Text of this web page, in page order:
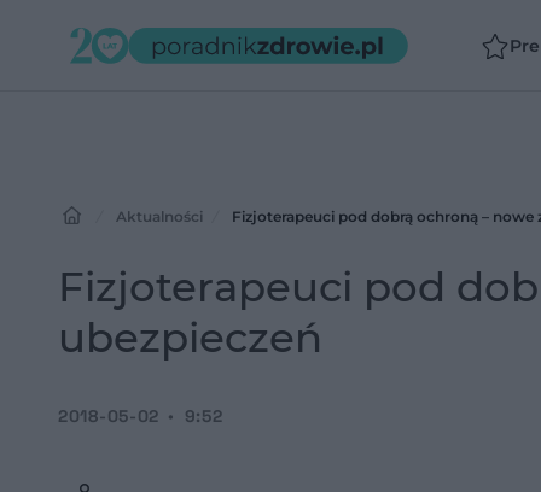
Aktualności Fizjoterapeuci pod dobrą ochroną – nowe
Fizjoterapeuci pod
ubezpieczeń
2018-05-02 9:52